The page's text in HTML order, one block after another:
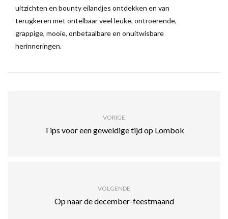
uitzichten en bounty eilandjes ontdekken en van
terugkeren met ontelbaar veel leuke, ontroerende,
grappige, mooie, onbetaalbare en onuitwisbare
herinneringen.
VORIGE
Tips voor een geweldige tijd op Lombok
VOLGENDE
Op naar de december-feestmaand